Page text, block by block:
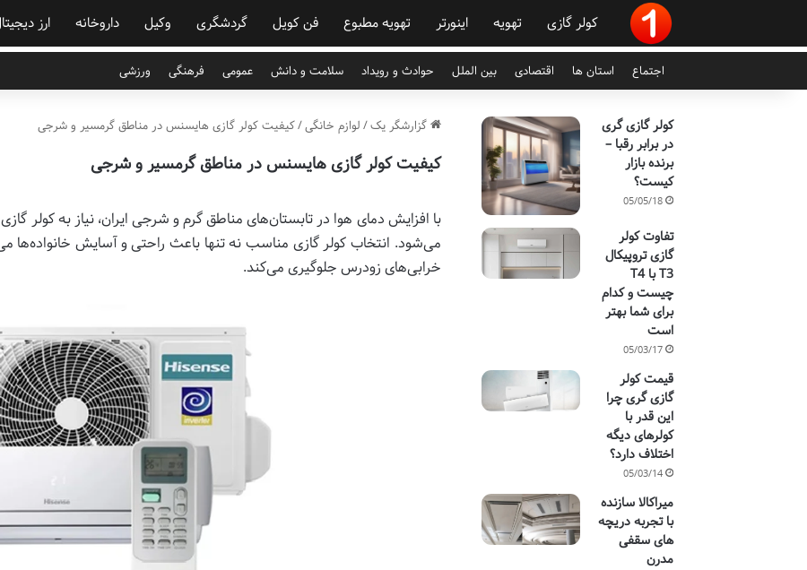
کولر گازی تهویه اینورتر تهویه مطبوع فن کویل گردشگری وکیل داروخانه ارز
اجتماع استان ها اقتصادی بین الملل حوادث و رویداد سلامت و دانش عمومی فرهنگی ورزشی
گزارشگر یک/ لوازم خانگی/کیفیت کولر گازی هایسنس در مناطق گرمسیر و شرجی
کیفیت کولر گازی هایسنس در مناطق گرمسیر و شرجی
با افزایش دمای هوا در تابستان‌های مناطق گرم و شرجی ایران، نیاز به کولر
می‌شود. انتخاب کولر گازی مناسب نه تنها باعث راحتی و آسایش
خرابی‌های زودرس جلوگیری می‌کند.
کولر گازی گری
در برابر رقبا –
برنده بازار
کیست؟
05/05/18
تفاوت کولر
گازی تروپیکال
T3 با T4
چیست و کدام
برای شما بهتر
است
05/03/17
قیمت کولر
گازی گری چرا
این قدر با
کولرهای دیگه
اختلاف دارد؟
05/03/14
میراکالا سازنده
با تجربه دریچه
های سقفی
مدرن